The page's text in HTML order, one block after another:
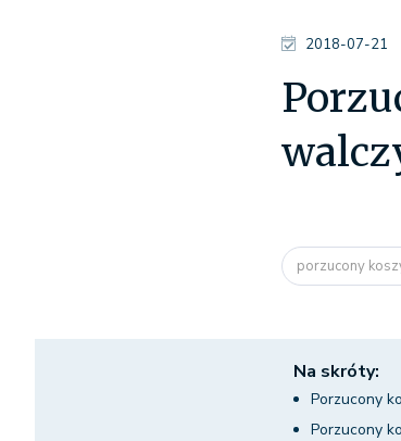
2018-07-21
porzucony
Na skróty:
Porzucony
Porzucony